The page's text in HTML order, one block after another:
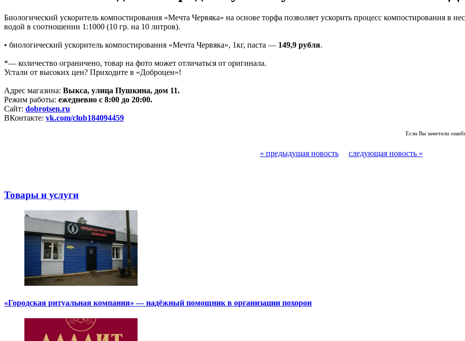
Биологический ускоритель компостирования «Мечта Червяка» на основе торфа позволяет ускорить процесс компостирования в
водой в соотношении 1:1000 (10 гр. на 10 литров).
• биологический ускоритель компостирования «Мечта Червяка», 1кг, паста — 149,9 рубля.
*— количество ограничено, товар на фото может отличаться от оригинала.
Устали от высоких цен? Приходите в «Доброцен»!
Адрес магазина: Выкса, улица Пушкина, дом 11.
Режим работы: ежедневно с 8:00 до 20:00.
Сайт: dobrotsen.ru
ВКонтакте: vk.com/club184094459
Если Вы заметили
« предыдущая новость следующая новость »
Товары и услуги
«Городская ритуальная компания» — надёжный помощник в организации похорон